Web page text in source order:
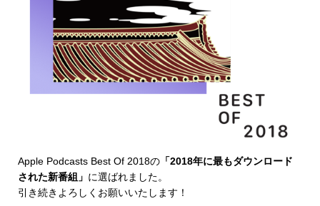
Apple Podcasts Best Of 2018の「2018年に最もダウンロード
された新番組」 に選ばれました。
引き続きよろしくお願いいたします！